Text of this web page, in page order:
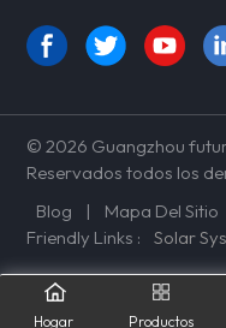
© 2026 Guangzhou
Reservados todos los
Blog
| Mapa Del Sitio
Friendly Links :
Solar
Hogar Productos